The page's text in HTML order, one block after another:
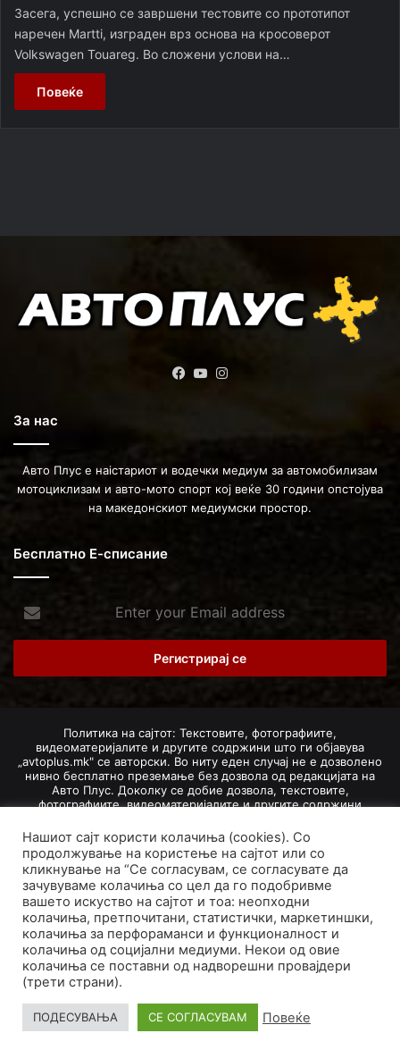
Засега, успешно се завршени тестовите со прототипот
наречен Martti, изграден врз основа на кросоверот
Volkswagen Touareg. Во сложени услови на…
Повеќе
Facebook
YouTube
За нас
Авто Плус е наістариот и водечки медиум за автомобилизам
мотоциклизам и авто-мото спорт кој веќе 30 години опстојува
на македонскиот медиумски простор.
Бесплатно Е-списание
your
Email
Политика на сајтот: Текстовите, фотографиите,
видеоматеријалите и другите содржини што ги објавува
„avtoplus.mk" се авторски. Во ниту еден случај не е дозволено
нивно бесплатно преземање без дозвола од редакцијата на
Авто Плус. Доколку се добие дозвола, текстовите,
фотографиите, видеоматеријалите и другите содржини
изворот и авторот со вметнување на директна интернет-врска
(линк) до оригиналната содржина на „avtoplus.mk". При
добивање на одобрување од редакцијата за превземање на
текст, може да се превземе само дел од новинарско дело
насловот, придружната фотографија (односно насловната
фотографија) и воведниот дел на текстот, познат како „лид".
Преземање содржини од „avtoplus.mk" надвор од овие услови
не е дозволено и подложи на санкционирање согласно
Законот за авторски и сродни права.
Developed by PROCESS IN. Hosted byGoHost.
Политика за приватност
Политика на колачиња
Нашиот сајт користи колачиња (cookies). Со
продолжување на користење на сајтот или со
кликнување на “Се согласувам, се согласувате да
зачувуваме колачиња со цел да го подобривме
вашето искуство на сајтот и тоа: неопходни
колачиња, претпочитани, статистички, маркетиншки,
колачиња за перфораманси и функционалност и
колачиња од социјални медиуми. Некои од овие
колачиња се поставни од надворешни провајдери
(трети страни).
ПОДЕСУВАЊА СЕ СОГЛАСУВАМ Повеќе